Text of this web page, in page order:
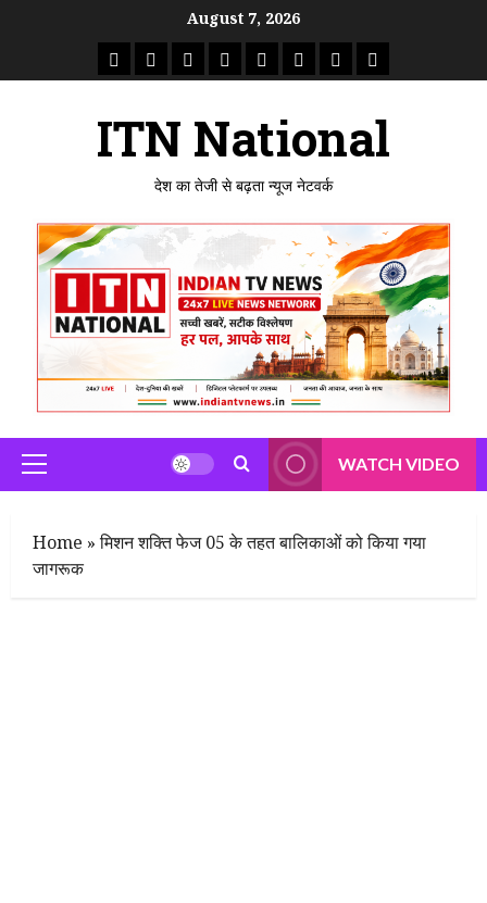
August 7, 2026
राष्ट्रीयताजा
उत्तर
मध्य
राजस्थान
पंजाब गुजरातमहाराष्ट्र
ITN National
देश का तेजी से बढ़ता न्यूज नेटवर्क
Primary
Menu
WATCH VIDEO
Home »मिशन शक्ति फेज 05 के तहत बालिकाओं को किया गया
जागरूक